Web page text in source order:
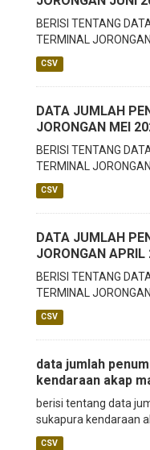
BERISI TENTANG
TERMINAL
CSV
DATA JUMLAH
JORONGAN MEI
BERISI TENTANG
TERMINAL
CSV
DATA JUMLAH
JORONGAN APRIL
BERISI TENTANG
TERMINAL
CSV
data jumlah
kendaraan akap
berisi tentang data
sukapura kendaraan
CSV